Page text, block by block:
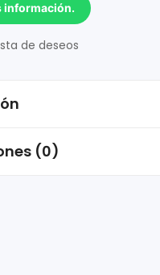
información.
de deseos
(0)